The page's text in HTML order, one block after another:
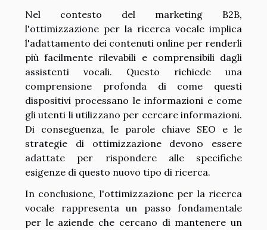
Nel contesto del marketing B2B,
l'ottimizzazione per la ricerca vocale implica
l'adattamento dei contenuti online per renderli
più facilmente rilevabili e comprensibili dagli
assistenti vocali. Questo richiede una
comprensione profonda di come questi
dispositivi processano le informazioni e come
gli utenti li utilizzano per cercare informazioni.
Di conseguenza, le parole chiave SEO e le
strategie di ottimizzazione devono essere
adattate per rispondere alle specifiche
esigenze di questo nuovo tipo di ricerca.
In conclusione, l'ottimizzazione per la ricerca
vocale rappresenta un passo fondamentale
per le aziende che cercano di mantenere un